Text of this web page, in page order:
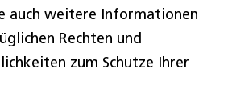
auch weitere Informationen
Rechten und
zum Schutze Ihrer